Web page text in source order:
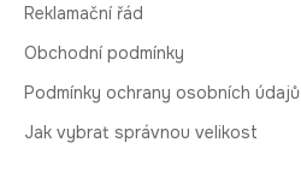
Reklamační řád
Obchodní podmínky
Podmínky ochrany osobních údajů
Jak vybrat správnou velikost